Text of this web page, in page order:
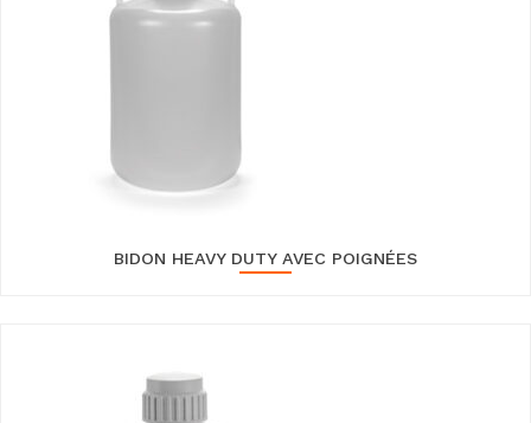
BIDON HEAVY DUTY AVEC POIGNÉES